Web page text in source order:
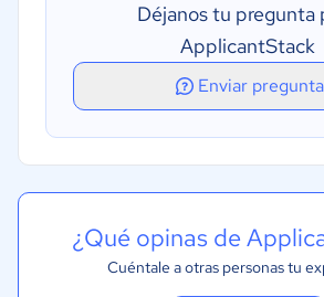
Déjanos tu pregunta
ApplicantStack
Enviar pregunta
¿Qué opinas de
Cuéntale a otras personas tu